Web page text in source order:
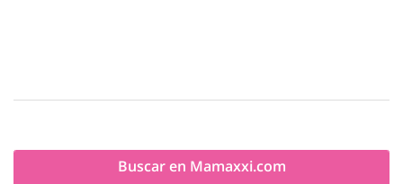
Buscar en Mamaxxi.com